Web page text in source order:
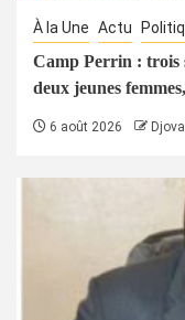
À la Une Actu
Camp Perrin : trois
deux jeunes
6 août 2026